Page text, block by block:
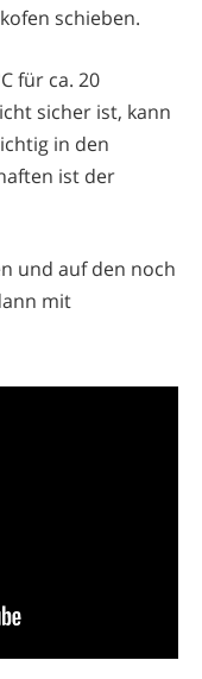
schieben.
für ca. 20
sicher ist, kann
in den
ist der
und auf den noch
mit